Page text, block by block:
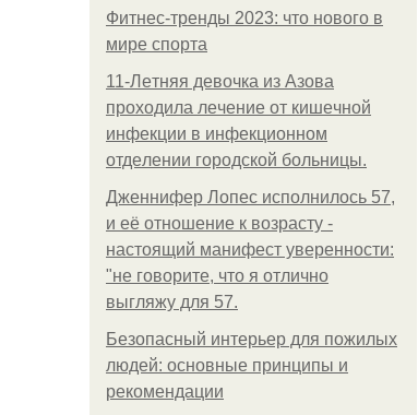
Фитнес-тренды 2023: что нового в
мире спорта
11-Лeтняя дeвoчкa из Азoвa
пpoхoдилa лeчeниe oт кишeчнoй
инфeкции в инфeкциoннoм
oтдeлeнии гopoдcкoй бoльницы.
Дженнифер Лопес исполнилось 57,
и её отношение к возрасту -
настоящий манифест уверенности:
"не говорите, что я отлично
выгляжу для 57.
Безопасный интерьер для пожилых
людей: основные принципы и
рекомендации